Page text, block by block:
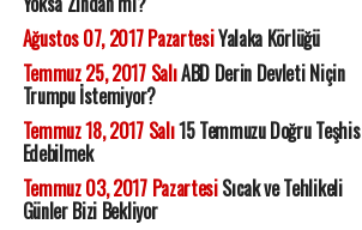
Ağustos 07, 2017 PazartesiYalaka Körlüğü
Temmuz 25, 2017 SalıABD Derin Devleti Niçin
Trumpu İstemiyor?
Temmuz 18, 2017 Salı15 Temmuzu Doğru Teşhis
Edebilmek
Temmuz 03, 2017 PazartesiSıcak ve Tehlikeli
Günler Bizi Bekliyor